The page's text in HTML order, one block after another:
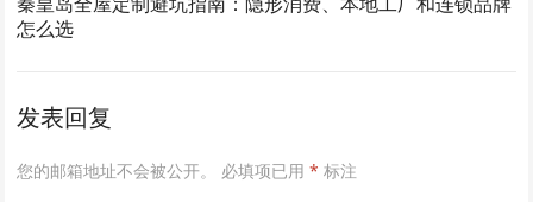
怎么选
发表回复
您的邮箱地址不会被公开。 必填项已用* 标注